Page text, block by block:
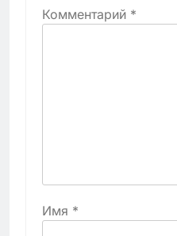
Комментарий *
Имя *